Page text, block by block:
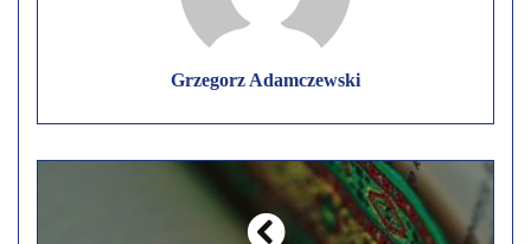
Grzegorz Adamczewski